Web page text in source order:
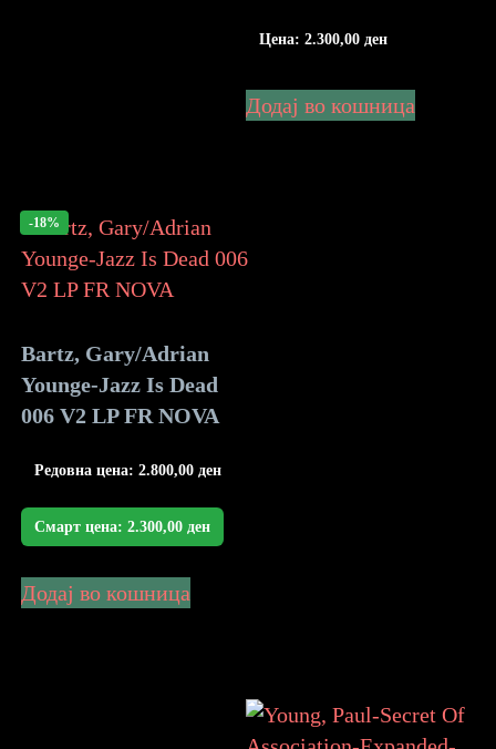
Цена: 2.300,00 ден
Додај во кошница
-18%
Bartz, Gary/Adrian
Younge-Jazz Is Dead
006 V2 LP FR NOVA
Редовна цена: 2.800,00 ден
Смарт цена: 2.300,00 ден
Додај во кошница